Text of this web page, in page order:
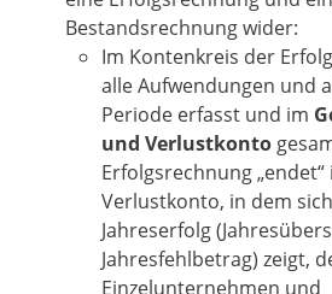
Bestandsrechnung wider:
Im Kontenkreis der
alle Aufwendungen und
Periode erfasst und im
und Verlustkonto
Erfolgsrechnung
Verlustkonto, in dem
Jahreserfolg
Jahresfehlbetrag) zeigt,
Einzelunternehmen und